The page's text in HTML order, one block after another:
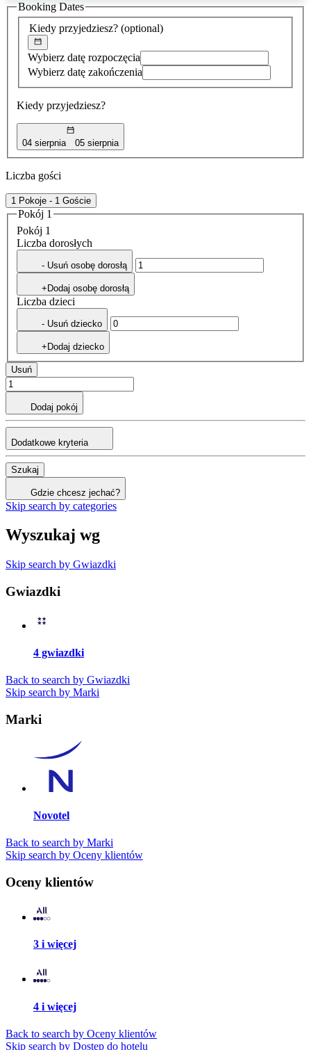
została
znaleziona
Kiedy przyjedziesz? (optional)
Wybierz datę rozpoczęcia
Wybierz datę zakończenia
Kiedy przyjedziesz?
04 sierpnia 05 sierpnia
Booking Dates
Liczba gości
1 Pokoje - 1 Goście
Pokój 1
Pokój 1
Liczba dorosłych
- Usuń osobę dorosłą
+Dodaj osobę dorosłą
Liczba dzieci
- Usuń dziecko
+Dodaj dziecko
Usuń
Dodaj pokój
Dodatkowe kryteria
Szukaj
Gdzie chcesz jechać?
Skip search by categories
Wyszukaj wg
Skip search by Gwiazdki
Gwiazdki
4 gwiazdki
Back to search by Gwiazdki
Skip search by Marki
Marki
Novotel
Back to search by Marki
Skip search by Oceny klientów
Oceny klientów
3 i więcej
4 i więcej
Back to search by Oceny klientów
Skip search by Dostęp do hotelu